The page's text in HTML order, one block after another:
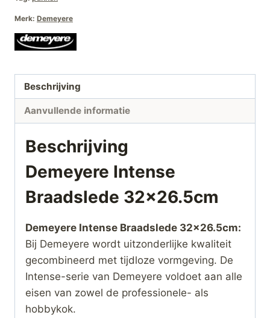
Merk: Demeyere
Beschrijving
Aanvullende informatie
Beschrijving
Demeyere Intense
Braadslede 32×26.5cm
Demeyere Intense Braadslede 32×26.5cm:
Bij Demeyere wordt uitzonderlijke kwaliteit
gecombineerd met tijdloze vormgeving. De
Intense-serie van Demeyere voldoet aan alle
eisen van zowel de professionele- als
hobbykok.